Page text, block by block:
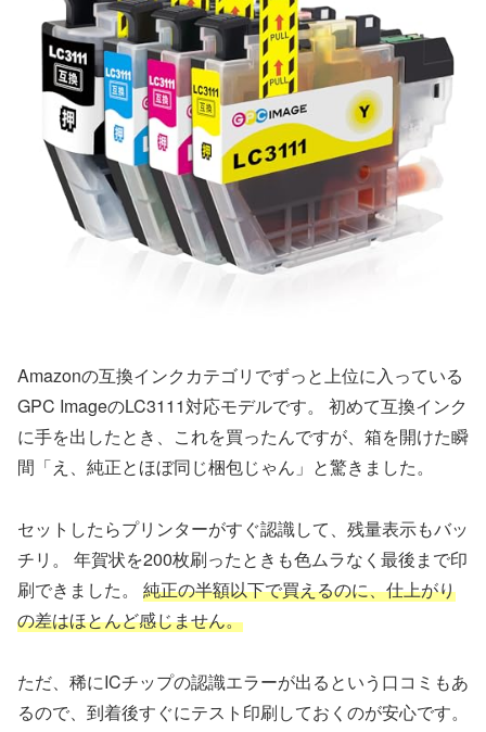
Amazonの互換インクカテゴリでずっと上位に入っている
GPC ImageのLC3111対応モデルです。 初めて互換インク
に手を出したとき、これを買ったんですが、箱を開けた瞬
間「え、純正とほぼ同じ梱包じゃん」と驚きました。
セットしたらプリンターがすぐ認識して、残量表示もバッ
チリ。 年賀状を200枚刷ったときも色ムラなく最後まで印
刷できました。 純正の半額以下で買えるのに、仕上がり
の差はほとんど感じません。
ただ、稀にICチップの認識エラーが出るという口コミもあ
るので、到着後すぐにテスト印刷しておくのが安心です。